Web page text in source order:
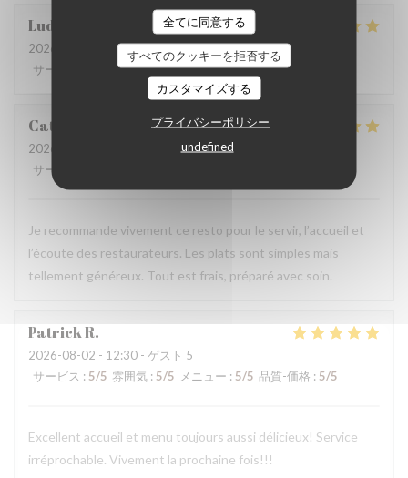
全てに同意する
すべてのクッキーを拒否する
カスタマイズする
プライバシーポリシー
undefined
Ludovic
2026-08-02
- 12:45 - ゲスト 4
サービス
雰囲気:5/5 メニュー:5/5 品質-価格
Catherine
2026-07-30
- 19:00 - ゲスト 4
サービス
Je recommande vivement ce resto pour le servir, l’accueil et
l’écoute des restaurateurs. Les plats sont simples mais
tellement généreux. Tout est frais, préparé avec soin.
PatrickR
2026-08-02 - 12:30 - ゲスト 5
サービス : 5/5 雰囲気 : 5/5 メニュー : 5/5 品質-価格 : 5/5
Excellent accueil et menu toujours aussi délicieux! Service
irréprochable. Vivement la prochaine fois!!!